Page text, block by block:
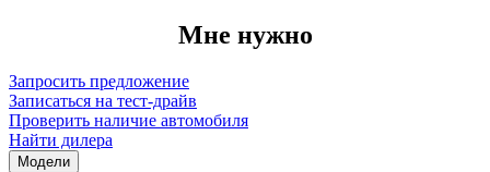
Мне нужно
Запросить предложение
Записаться на тест-драйв
Проверить наличие автомобиля
Найти дилера
Модели